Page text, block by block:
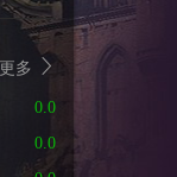
更多
0.0
0.0